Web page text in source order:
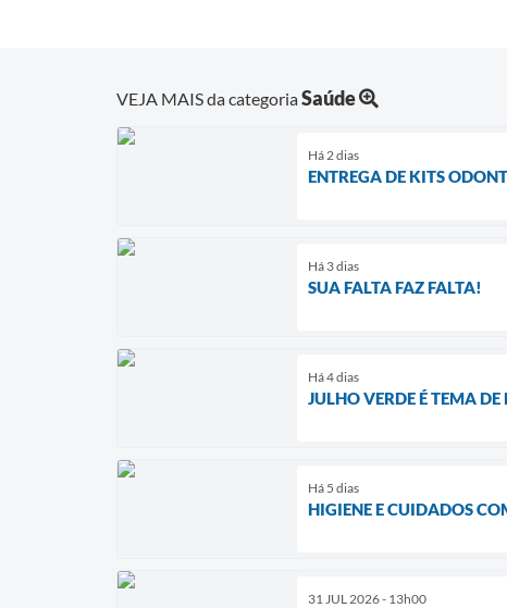
VEJA MAIS da categoriaSaúde
Há 2 dias
ENTREGA DE KITS
Há 3 dias
SUA FALTA FAZ FALTA!
Há 4 dias
JULHO VERDE É TEMA
Há 5 dias
HIGIENE E CUIDADOS
31 JUL 2026 - 13h00